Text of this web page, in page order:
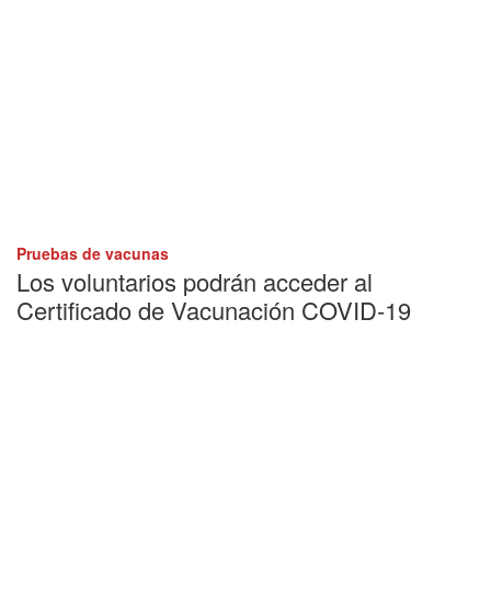
Pruebas de vacunas
Los voluntarios podrán acceder al
Certificado de Vacunación COVID-19